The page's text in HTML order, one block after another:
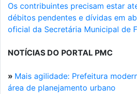
Os contribuintes precisam estar
débitos pendentes e dívidas em
oficial da Secretária Municipal de
NOTÍCIAS DO PORTAL PMC
» Mais agilidade: Prefeitura
área de planejamento urbano